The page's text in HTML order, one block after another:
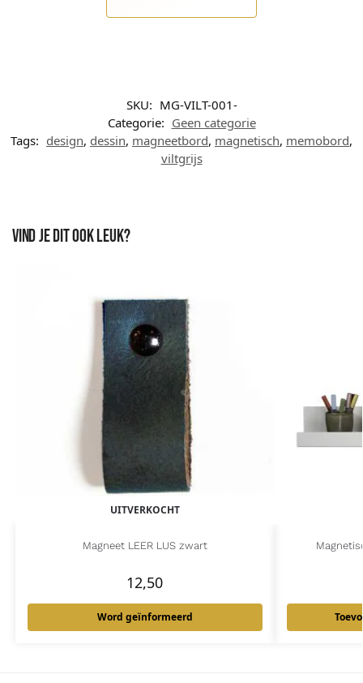
SKU: MG-VILT-001-
Categorie: Geen categorie
Tags: design, dessin, magneetbord, magnetisch, memobord,
viltgrijs
Vind je dit ook leuk?
UITVERKOCHT
Magneet LEER LUS zwart
12,50
Word geïnformeerd